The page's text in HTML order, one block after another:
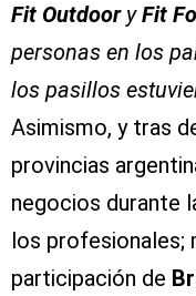
Fit OutdooryFit
personas en los
los pasillos
Asimismo, y tras
provincias
negocios durante
los profesionales;
participación de